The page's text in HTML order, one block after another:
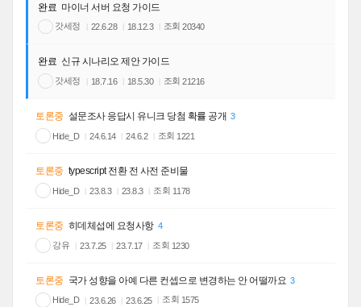
완료 마이너 서버 요청 가이드
갓세정 22.6.28 18.12.3 조회20340
완료 신규 시나리오 제안 가이드
갓세정 18.7.16 18.5.30 조회21216
토론중 설문조사 응답시 유니크 당첨 확률 공개 3
Hide_D 24.6.14 24.6.2 조회 1221
토론중 typescript 전환 전 사전 준비물
Hide_D 23.8.3 23.8.3 조회 1178
토론중 히데체섭에 요청사항 4
강유
23.7.25 23.7.17 조회 1230
토론중 국가 성향을 아예 다른 컨셉으로 변경하는 안 어떨까요 3
Hide_D 23.6.26 23.6.25 조회 1575